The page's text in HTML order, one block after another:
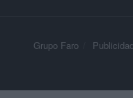
Grupo Faro Publicidad